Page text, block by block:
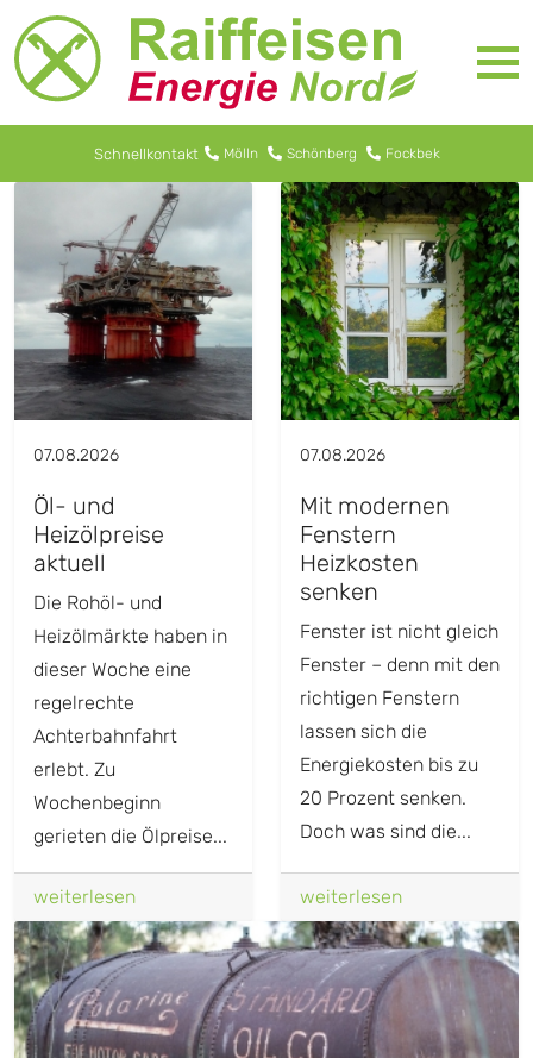
Schnellkontakt Mölln Schönberg Fockbek
07.08.2026
Öl- und
Heizölpreise
aktuell
Die Rohöl- und
Heizölmärkte haben in
dieser Woche eine
regelrechte
Achterbahnfahrt
erlebt. Zu
Wochenbeginn
gerieten die Ölpreise...
weiterlesen
07.08.2026
Mit modernen
Fenstern
Heizkosten
senken
Fenster ist nicht gleich
Fenster – denn mit den
richtigen Fenstern
lassen sich die
Energiekosten bis zu
20 Prozent senken.
Doch was sind die...
weiterlesen